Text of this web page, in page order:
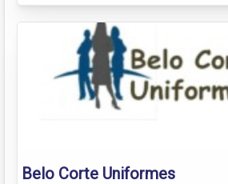
Belo Corte Uniformes